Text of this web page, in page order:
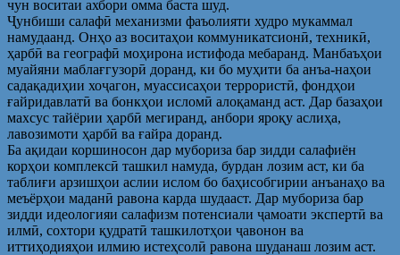
чун воситаи ахбори омма баста шуд.
Ҷунбиши салафӣ механизми фаъолияти худро мукаммал
намудаанд. Онҳо аз воситаҳои коммуникатсионӣ, техникӣ,
ҳарбӣ ва географӣ моҳирона истифода мебаранд. Манбаъҳои
муайяни маблағгузорӣ доранд, ки бо муҳити ба анъа-наҳои
садақадиҳии хоҷагон, муассисаҳои террористӣ, фондҳои
ғайридавлатӣ ва бонкҳои исломӣ алоқаманд аст. Дар базаҳои
махсус тайёрии ҳарбӣ мегиранд, анбори яроқу аслиҳа,
лавозимоти ҳарбӣ ва ғайра доранд.
Ба ақидаи коршиносон дар мубориза бар зидди салафиён
корҳои комплексӣ ташкил намуда, бурдан лозим аст, ки ба
таблиғи арзишҳои аслии ислом бо баҳисобгирии анъанаҳо ва
меъёрҳои маданӣ равона карда шудааст. Дар мубориза бар
зидди идеологияи салафизм потенсиали ҷамоати экспертӣ ва
илмӣ, сохтори қудратӣ ташкилотҳои ҷавонон ва
иттиҳодияҳои илмию истеҳсолӣ равона шуданаш лозим аст.